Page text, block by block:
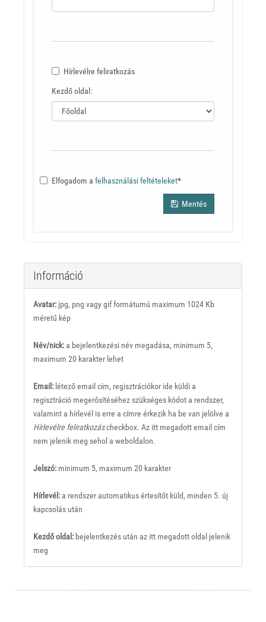
Hírlevélre feliratkozás
Kezdő oldal:
Elfogadom a felhasználási feltételeket*
Mentés
Információ
Avatar: jpg, png vagy gif formátumú maximum 1024 Kb
méretű kép
Név/nick: a bejelentkezési név megadása, minimum 5,
maximum 20 karakter lehet
Email: létező email cím, regisztrációkor ide küldi a
regisztráció megerősítéséhez szükséges kódot a rendszer,
valamint a hírlevél is erre a címre érkezik ha be van jelölve a
Hírlevélre feliratkozáscheckbox. Az itt megadott email cím
nem jelenik meg sehol a weboldalon.
Jelszó: minimum 5, maximum 20 karakter
Hírlevél: a rendszer automatikus értesítőt küld, minden 5. új
kapcsolás után
Kezdő oldal: bejelentkezés után az itt megadott oldal jelenik
meg